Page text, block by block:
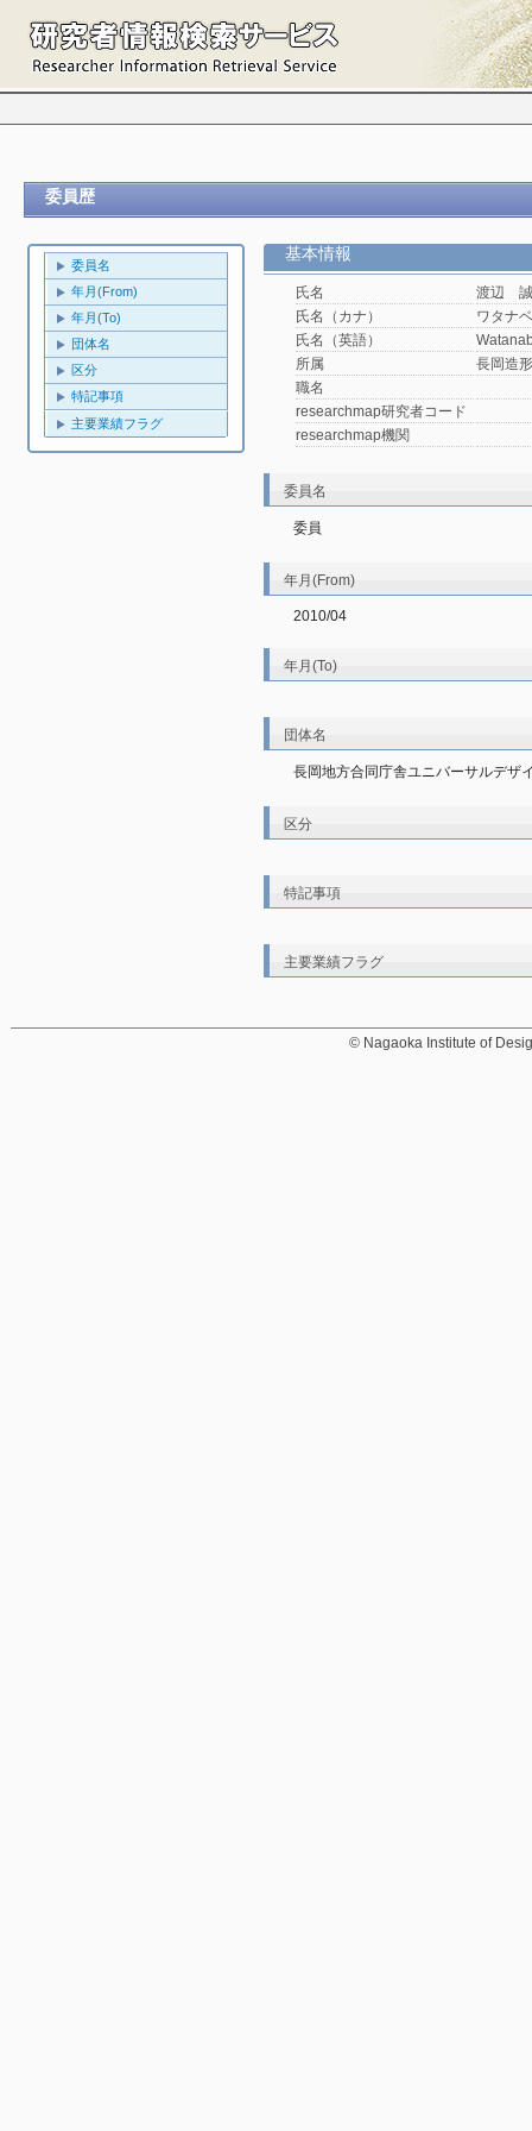
委員歴
委員名
年月(From)
年月(To)
団体名
区分
特記事項
主要業績フラグ
基本情報
氏名
渡辺
氏名（カナ）
ワタナ
氏名（英語）
所属
長岡造
職名
researchmap研究者コード
researchmap機関
委員名
委員
年月(From)
2010/04
年月(To)
団体名
長岡地方合同庁舎ユニバーサルデザ
区分
特記事項
主要業績フラグ